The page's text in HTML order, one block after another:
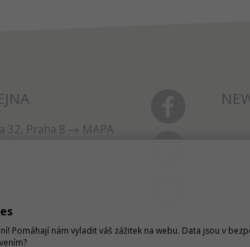
32, Praha 8
MAPA
Pomáhají nám vyladit váš zážitek na webu. Data jsou v